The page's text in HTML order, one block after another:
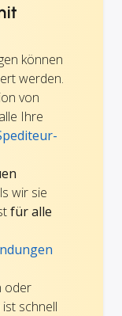
können
werden.
von
Ihre
wir sie
für alle
oder
schnell